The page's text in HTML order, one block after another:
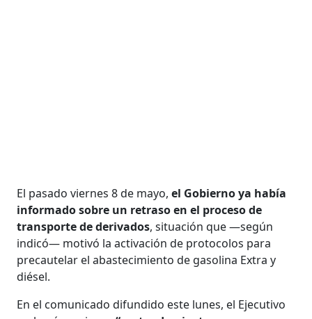
El pasado viernes 8 de mayo,el Gobierno ya había
informado sobre un retraso en el proceso de
transporte de derivados, situación que —según
indicó— motivó la activación de protocolos para
precautelar el abastecimiento de gasolina Extra y
diésel.
En el comunicado difundido este lunes, el Ejecutivo